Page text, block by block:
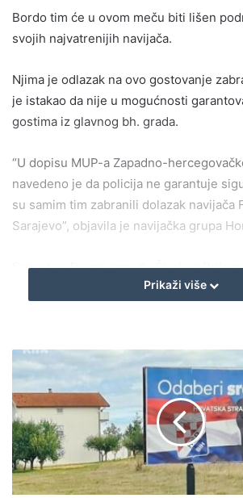
Bordo tim će u ovom meču biti lišen
svojih najvatrenijih navijača.
Njima je odlazak na ovo gostovanje
je istakao da nije u mogućnosti
gostima iz glavnog bh. grada.
“U dopisu MUP-a Zapadno-
navedeno je da policija ne garantuje
su samim tim zabranili dolazak navijača
Sarajevo”, objavila je navijačka grupa
Susret na Pecari između Širokog
rasporedu je u ponedeljak 30.
Prikaži više